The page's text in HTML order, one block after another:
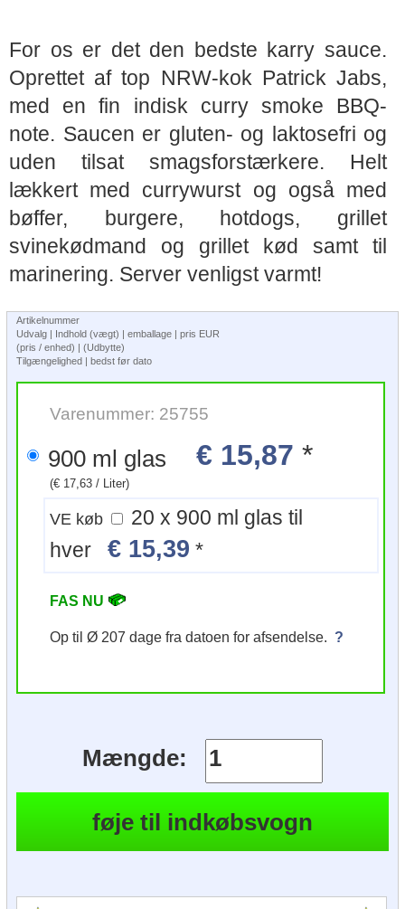
For os er det den bedste karry sauce.
Oprettet af top NRW-kok Patrick Jabs,
med en fin indisk curry smoke BBQ-
note. Saucen er gluten- og laktosefri og
uden tilsat smagsforstærkere. Helt
lækkert med currywurst og også med
bøffer, burgere, hotdogs, grillet
svinekødmand og grillet kød samt til
marinering. Server venligst varmt!
Artikelnummer
Udvalg | Indhold (vægt) | emballage | pris EUR
(pris / enhed) | (Udbytte)
Tilgængelighed | bedst før dato
Varenummer: 25755
900 ml glas € 15,87 *
(€ 17,63 / Liter)
VE køb
20 x 900 ml glas til
hver€ 15,39 *
FAS NU
Op til Ø 207 dage fra datoen for afsendelse. ?
Mængde: